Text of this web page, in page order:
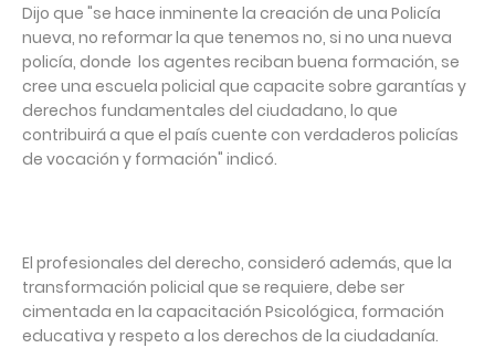
Dijo que "se hace inminente la creación de una Policía
nueva, no reformar la que tenemos no, si no una nueva
policía, donde los agentes reciban buena formación, se
cree una escuela policial que capacite sobre garantías y
derechos fundamentales del ciudadano, lo que
contribuirá a que el país cuente con verdaderos policías
de vocación y formación" indicó.
El profesionales del derecho, consideró además, que la
transformación policial que se requiere, debe ser
cimentada en la capacitación Psicológica, formación
educativa y respeto a los derechos de la ciudadanía.